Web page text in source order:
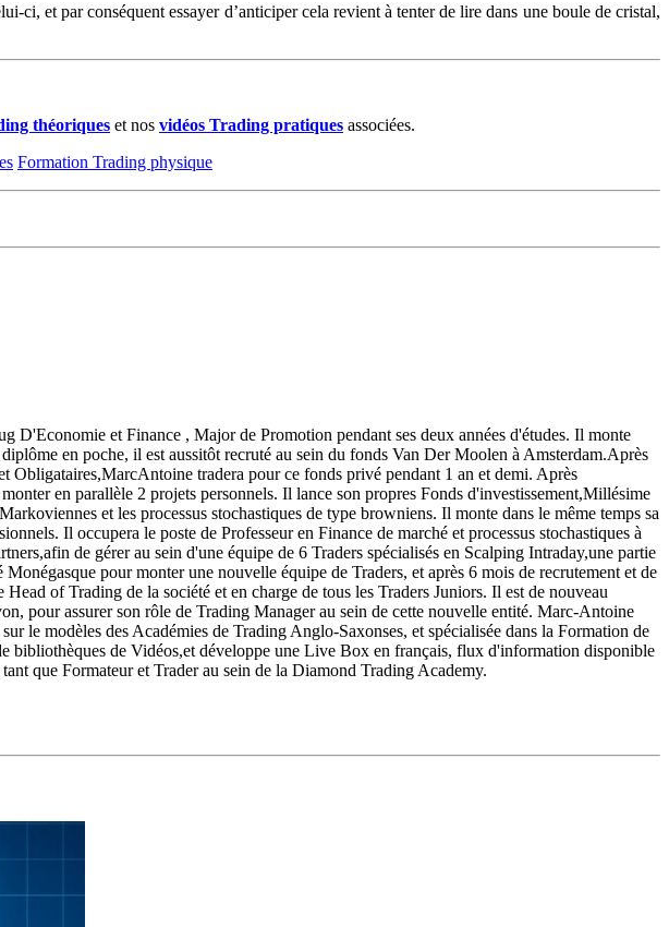
ci, et par conséquent essayer d’anticiper cela revient à tenter de lire dans une boule de cristal,
théoriques et nos vidéos Trading pratiques associées.
Formation Trading physique
et Finance , Major de Promotion pendant ses deux années d'études. Il monte
en poche, il est aussitôt recruté au sein du fonds Van Der Moolen à Amsterdam.Après
Obligataires,Marc­Antoine tradera pour ce fonds privé pendant 1 an et demi. Après
en parallèle 2 projets personnels. Il lance son propres Fonds d'investissement,Millésime
et les processus stochastiques de type browniens. Il monte dans le même temps sa
Il occupera le poste de Professeur en Finance de marché et processus stochastiques à
de gérer au sein d'une équipe de 6 Traders spécialisés en Scalping Intraday,une partie
pour monter une nouvelle équipe de Traders, et après 6 mois de recrutement et de
of Trading de la société et en charge de tous les Traders Juniors. Il est de nouveau
pour assurer son rôle de Trading Manager au sein de cette nouvelle entité. Marc­-Antoine
le modèles des Académies de Trading Anglo-Saxonses, et spécialisée dans la Formation de
bibliothèques de Vidéos,et développe une Live Box en français, flux d'information disponible
que Formateur et Trader au sein de la Diamond Trading Academy.